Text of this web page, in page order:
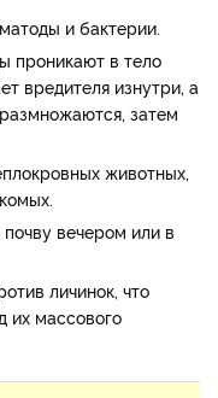
и бактерии.
проникают в тело
вредителя изнутри, а
затем
животных,
вечером или в
личинок, что
их массового